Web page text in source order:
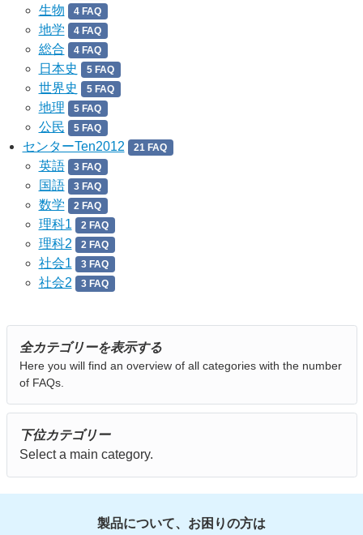
生物 4 FAQ
地学 4 FAQ
総合 4 FAQ
日本史 5 FAQ
世界史 5 FAQ
地理 5 FAQ
公民 5 FAQ
センターTen2012 21 FAQ
英語 3 FAQ
国語 3 FAQ
数学 2 FAQ
理科1 2 FAQ
理科2 2 FAQ
社会1 3 FAQ
社会2 3 FAQ
全カテゴリーを表示する
Here you will find an overview of all categories with the number
of FAQs.
下位カテゴリー
Select a main category.
製品について、お困りの方は